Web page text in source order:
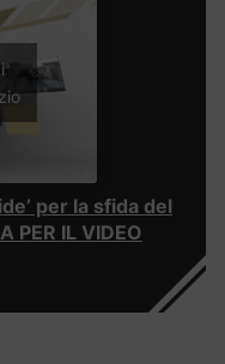
per la sfida del
PER IL VIDEO